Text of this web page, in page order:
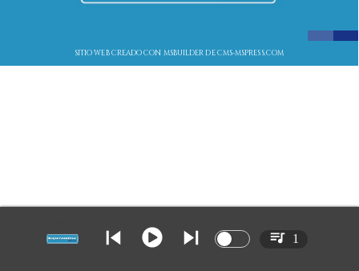
SITIO WEB CREADO CON MSBUILDER DE CMS-MSPRESS.COM
1